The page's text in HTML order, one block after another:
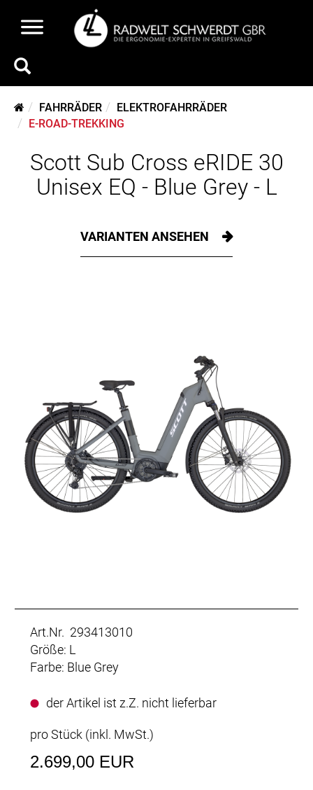
FAHRRÄDER
ELEKTROFAHRRÄDER
E-ROAD-TREKKING
Scott Sub Cross eRIDE 30
Unisex EQ - Blue Grey - L
VARIANTEN ANSEHEN
Art.Nr. 293413010
Größe: L
Farbe: Blue Grey
der Artikel ist z.Z. nicht lieferbar
pro Stück (inkl. MwSt.)
2.699,00 EUR